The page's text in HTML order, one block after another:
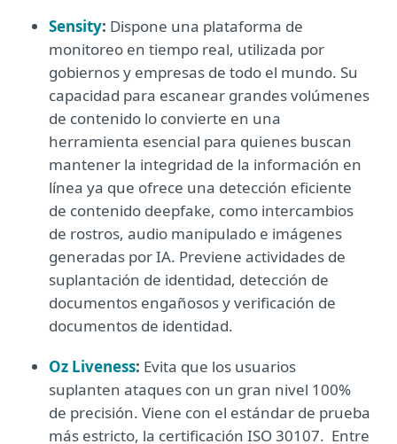
Sensity: Dispone una plataforma de
monitoreo en tiempo real, utilizada por
gobiernos y empresas de todo el mundo. Su
capacidad para escanear grandes volúmenes
de contenido lo convierte en una
herramienta esencial para quienes buscan
mantener la integridad de la información en
línea ya que ofrece una detección eficiente
de contenido deepfake, como intercambios
de rostros, audio manipulado e imágenes
generadas por IA. Previene actividades de
suplantación de identidad, detección de
documentos engañosos y verificación de
documentos de identidad.
Oz Liveness: Evita que los usuarios
suplanten ataques con un gran nivel 100%
de precisión. Viene con el estándar de prueba
más estricto, la certificación ISO 30107. Entre